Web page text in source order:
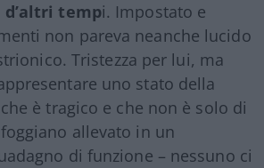
d’altri tempi. Impostato e
non pareva neanche lucido
Tristezza per lui, ma
uno stato della
è tragico e che non è solo di
allevato in un
di funzione – nessuno ci